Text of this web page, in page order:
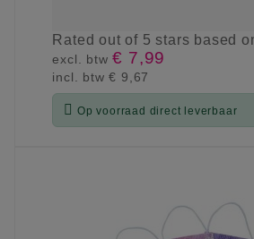
Ratedout of 5 stars based
excl. btw€ 7,99
incl. btw€ 9,67
 Op voorraad direct leverbaar